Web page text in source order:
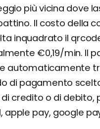
più vicina dove
Il costo della
inquadrato il
€0,19/min. Il
automaticamente
di pagamento
credito o di debito,
apple pay, google